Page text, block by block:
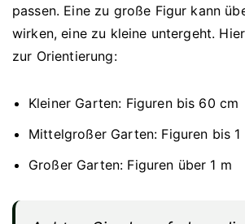
passen. Eine zu große Figur kann
wirken, eine zu kleine untergeht.
zur Orientierung:
Kleiner Garten: Figuren bis 60 cm
Mittelgroßer Garten: Figuren bis 1
Großer Garten: Figuren über 1 m